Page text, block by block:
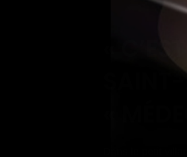
«
«
Dans le petit